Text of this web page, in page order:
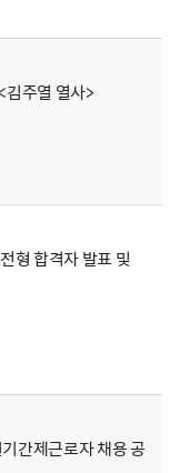
주열 열사>
형 합격자 발표 및
간제근로자 채용 공